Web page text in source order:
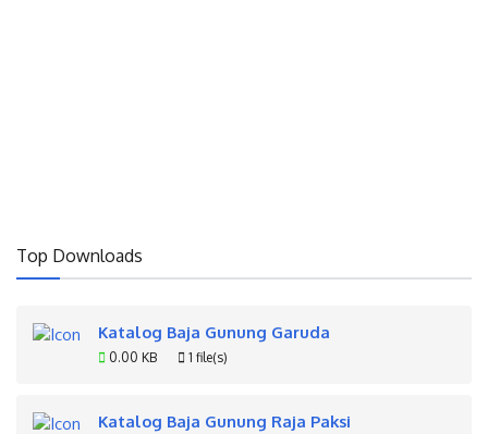
Top Downloads
Katalog Baja Gunung Garuda
0.00 KB 1 file(s)
Katalog Baja Gunung Raja Paksi